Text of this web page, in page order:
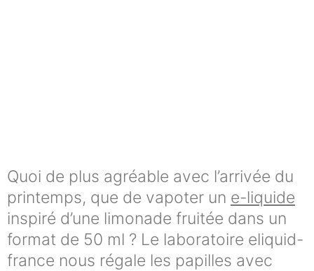
Quoi de plus agréable avec l’arrivée du
printemps, que de vapoter un e-liquide
inspiré d’une limonade fruitée dans un
format de 50 ml ? Le laboratoire eliquid-
france nous régale les papilles avec